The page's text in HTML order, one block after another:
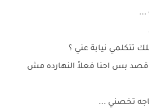
...
تتكلمي نيابة عني ؟
اقصد بس احنا فعلاً النهارده مش
تخصني ...